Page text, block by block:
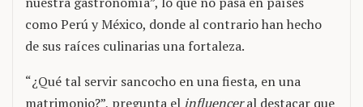
como Perú y México, donde al contrario han hecho
de sus raíces culinarias una fortaleza.
“¿Qué tal servir sancocho en una fiesta, en una
matrimonio?”, pregunta elinfluenceral destacar que